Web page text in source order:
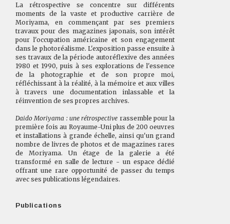
La rétrospective se concentre sur différents
moments de la vaste et productive carrière de
Moriyama, en commençant par ses premiers
travaux pour des magazines japonais, son intérêt
pour l'occupation américaine et son engagement
dans le photoréalisme. L'exposition passe ensuite à
ses travaux de la période autoréflexive des années
1980 et 1990, puis à ses explorations de l'essence
de la photographie et de son propre moi,
réfléchissant à la réalité, à la mémoire et aux villes
à travers une documentation inlassable et la
réinvention de ses propres archives.
Daido Moriyama : une rétrospective rassemble pour la
première fois au Royaume-Uni plus de 200 oeuvres
et installations à grande échelle, ainsi qu'un grand
nombre de livres de photos et de magazines rares
de Moriyama. Un étage de la galerie a été
transformé en salle de lecture - un espace dédié
offrant une rare opportunité de passer du temps
avec ses publications légendaires.
Publications